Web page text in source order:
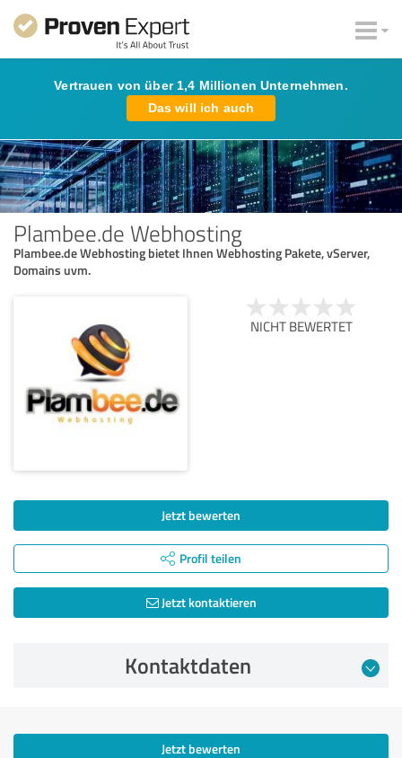
Vertrauen von über 1,4 Millionen Unternehmen.
Das will ich auch
Plambee.de Webhosting
Plambee.de Webhosting bietet Ihnen Webhosting Pakete, vServer,
Domains uvm.
NICHT BEWERTET
Jetzt bewerten
Profil teilen
Jetzt kontaktieren
Kontaktdaten
Jetzt bewerten